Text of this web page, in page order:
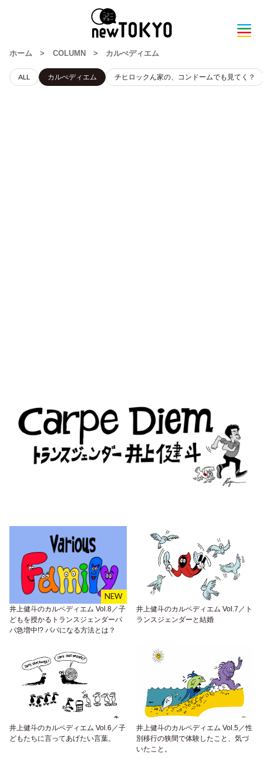
ホーム > COLUMN > カルぺディエム
ALL カルぺディエム チヒロックん家の、コンドームでも見てく？
井上健斗のカルペディエム Vol.8／子
どもを授かるトランスジェンダーパ
パ急増中!? パパになる方法とは？
井上健斗のカルペディエム Vol.7／ト
ランスジェンダーと結婚
井上健斗のカルペディエム Vol.6／子
どもたちに言ってあげたい言葉。
井上健斗のカルペディエム Vol.5／性
別移行の狭間で体験したこと、気づ
いたこと。